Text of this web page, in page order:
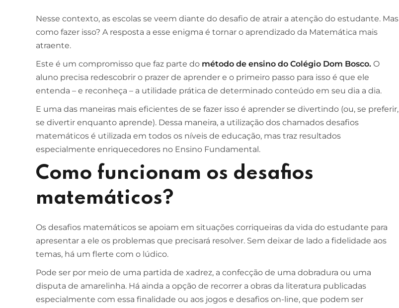
Nesse contexto, as escolas se veem diante do desafio de atrair a atenção do estudante. Mas
como fazer isso? A resposta a esse enigma é tornar o aprendizado da Matemática mais
atraente.
Este é um compromisso que faz parte do método de ensino do Colégio Dom Bosco. O
aluno precisa redescobrir o prazer de aprender e o primeiro passo para isso é que ele
entenda – e reconheça – a utilidade prática de determinado conteúdo em seu dia a dia.
E uma das maneiras mais eficientes de se fazer isso é aprender se divertindo (ou, se preferir,
se divertir enquanto aprende). Dessa maneira, a utilização dos chamados desafios
matemáticos é utilizada em todos os níveis de educação, mas traz resultados
especialmente enriquecedores no Ensino Fundamental.
Como funcionam os desafios
matemáticos?
Os desafios matemáticos se apoiam em situações corriqueiras da vida do estudante para
apresentar a ele os problemas que precisará resolver. Sem deixar de lado a fidelidade aos
temas, há um flerte com o lúdico.
Pode ser por meio de uma partida de xadrez, a confecção de uma dobradura ou uma
disputa de amarelinha. Há ainda a opção de recorrer a obras da literatura publicadas
especialmente com essa finalidade ou aos jogos e desafios on-line, que podem ser
Contábeis
4 ANOS
MELHOR CURSO PRIVADO DE SÃO LUÍS -
ENADE/MEC
Processos Gerenciais
INSCREVA-SE!